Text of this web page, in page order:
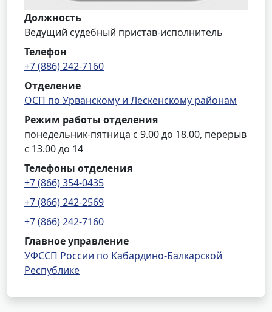
Должность
Ведущий судебный пристав-исполнитель
Телефон
+7 (886) 242-7160
Отделение
ОСП по Урванскому и Лескенскому районам
Режим работы отделения
понедельник-пятница с 9.00 до 18.00, перерыв
с 13.00 до 14
Телефоны отделения
+7 (866) 354-0435
+7 (866) 242-2569
+7 (866) 242-7160
Главное управление
УФССП России по Кабардино-Балкарской
Республике